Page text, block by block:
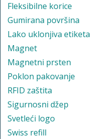
Fleksibilne korice
Gumirana površina
Lako uklonjiva etiketa
Magnet
Magnetni prsten
Poklon pakovanje
RFID zaštita
Sigurnosni džep
Svetleći logo
Swiss refill